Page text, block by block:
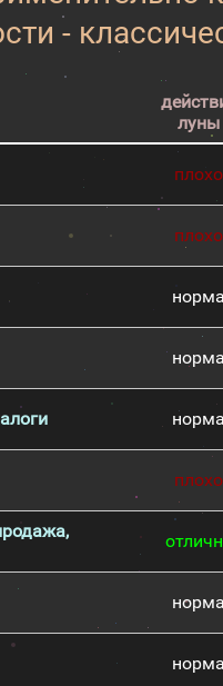
-
луны
плохо
плохо
норма
норма
норма
плохо
норма
норма